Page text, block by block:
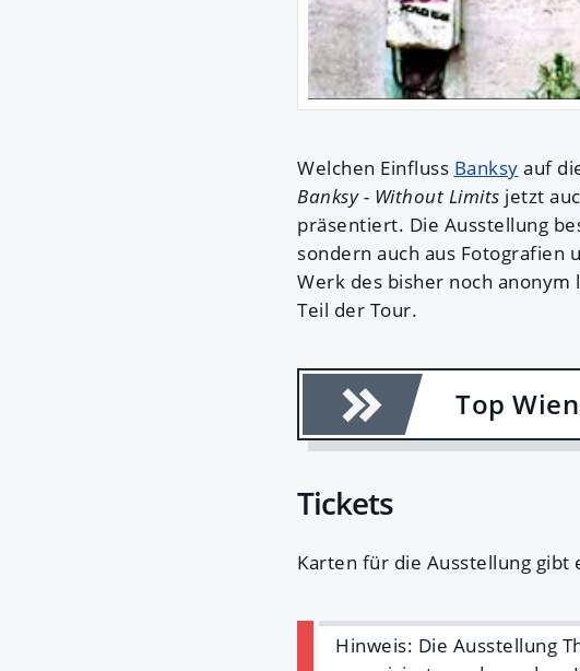
Welchen Einfluss Banksy auf
Banksy - Without Limits jetzt
präsentiert. Die Ausstellung
sondern auch aus Fotografien
Werk des bisher noch anonym
Teil der Tour.
Top
Tickets
Karten für die Ausstellung gibt
Hinweis: Die Ausstellung